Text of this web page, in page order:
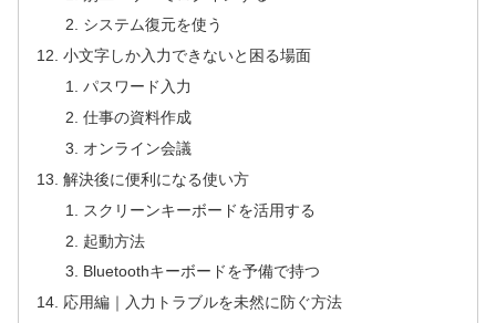
システム復元を使う
小文字しか入力できないと困る場面
パスワード入力
仕事の資料作成
オンライン会議
解決後に便利になる使い方
スクリーンキーボードを活用する
起動方法
Bluetoothキーボードを予備で持つ
応用編｜入力トラブルを未然に防ぐ方法